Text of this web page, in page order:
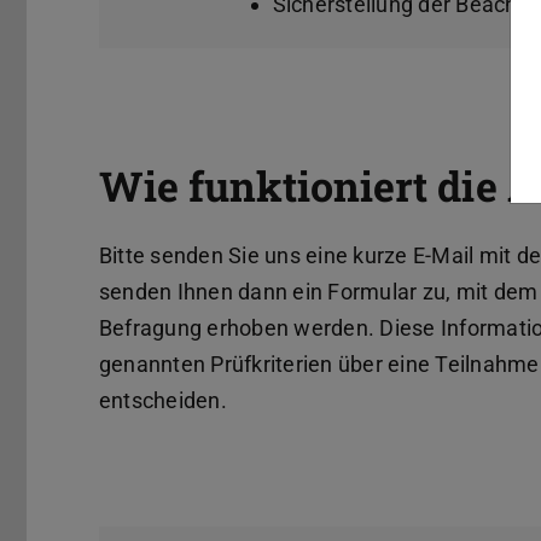
Wie funktioniert die
Bitte senden Sie uns eine kurze E-Mail mit
senden Ihnen dann ein Formular zu, mit
Befragung erhoben werden. Diese
genannten Prüfkriterien über eine
entscheiden.